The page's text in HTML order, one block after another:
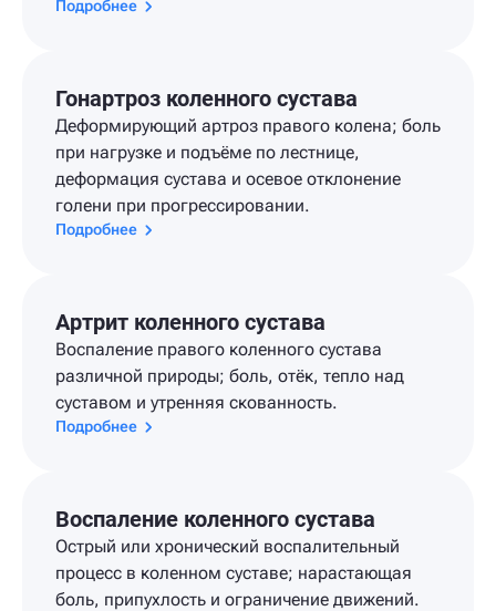
Подробнее
Гонартроз коленного сустава
Деформирующий артроз правого колена; боль
при нагрузке и подъёме по лестнице,
деформация сустава и осевое отклонение
голени при прогрессировании.
Подробнее
Артрит коленного сустава
Воспаление правого коленного сустава
различной природы; боль, отёк, тепло над
суставом и утренняя скованность.
Подробнее
Воспаление коленного сустава
Острый или хронический воспалительный
процесс в коленном суставе; нарастающая
боль, припухлость и ограничение движений.